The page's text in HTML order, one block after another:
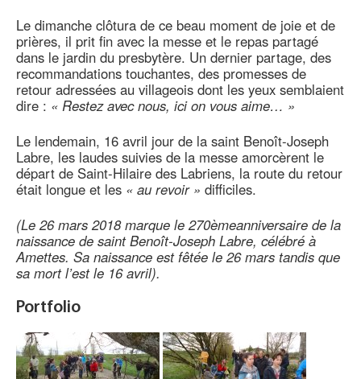
Le dimanche clôtura de ce beau moment de joie et de
prières, il prit fin avec la messe et le repas partagé
dans le jardin du presbytère. Un dernier partage, des
recommandations touchantes, des promesses de
retour adressées au villageois dont les yeux semblaient
dire : « Restez avec nous, ici on vous aime… »
Le lendemain, 16 avril jour de la saint Benoît-Joseph
Labre, les laudes suivies de la messe amorcèrent le
départ de Saint-Hilaire des Labriens, la route du retour
était longue et les « au revoir » difficiles.
(Le 26 mars 2018 marque le 270èmeanniversaire de la
naissance de saint Benoît-Joseph Labre, célébré à
Amettes. Sa naissance est fêtée le 26 mars tandis que
sa mort l’est le 16 avril).
Portfolio